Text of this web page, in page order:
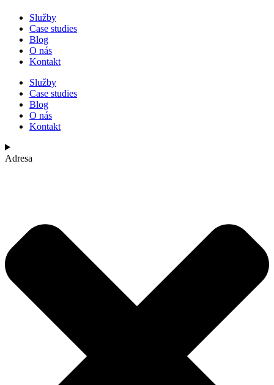
Služby
Case studies
Blog
O nás
Kontakt
Služby
Case studies
Blog
O nás
Kontakt
Adresa